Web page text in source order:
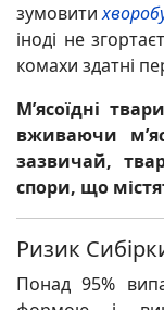
зумовити
іноді не
комахи здатні
М’ясоїдні
вживаючи
зазвичай,
спори, що
Ризик
Понад 95%